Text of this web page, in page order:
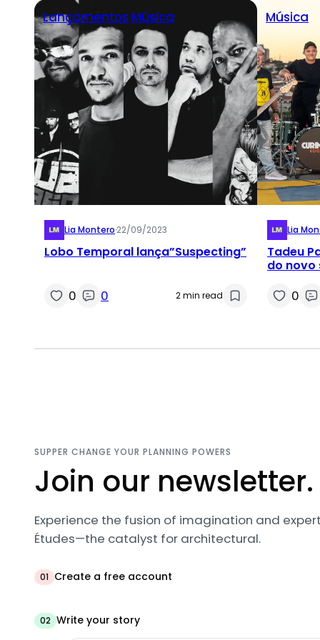
Lançamentos Música
Lia Montero·22/09/2023
Lobo Temporal lança”Suspecting”
0 0 2 min read
Música
Lia
Tadeu
do novo
0
SUPPER CHANGE YOUR PLANNING POWERS
Join our newsletter.
Experience the fusion of imagination and
Études—the catalyst for architectural.
01 Create a free account
02 Write your story